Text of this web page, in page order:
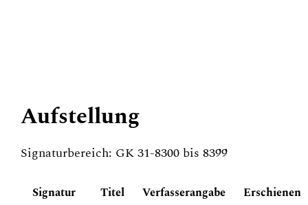
Aufstellung
Signaturbereich: GK 31-8300 bis 8399
Signatur Titel Verfasserangabe
Erschienen